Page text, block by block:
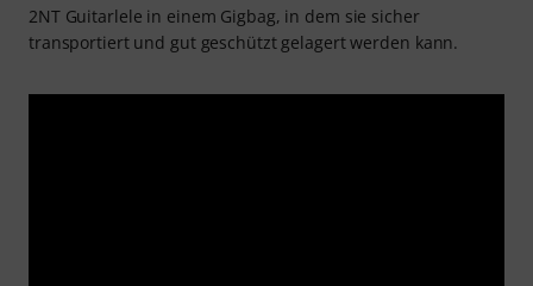
2NT Guitarlele in einem Gigbag, in dem sie sicher
transportiert und gut geschützt gelagert werden kann.